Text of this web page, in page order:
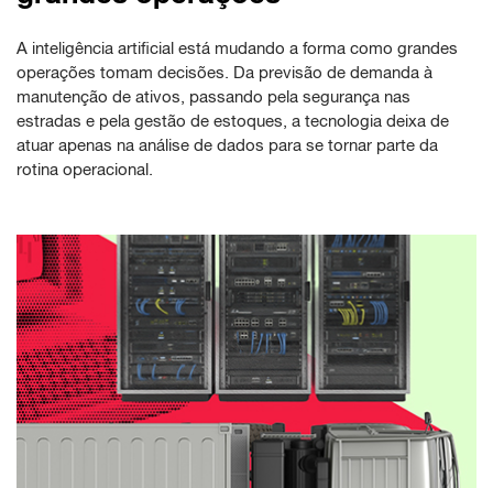
A inteligência artificial está mudando a forma como grandes
operações tomam decisões. Da previsão de demanda à
manutenção de ativos, passando pela segurança nas
estradas e pela gestão de estoques, a tecnologia deixa de
atuar apenas na análise de dados para se tornar parte da
rotina operacional.